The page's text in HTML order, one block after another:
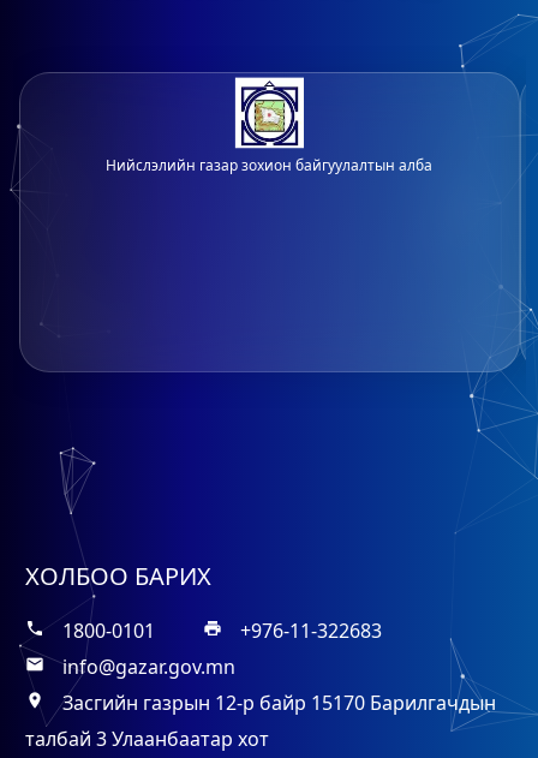
Нийслэлийн газар зохион байгуулалтын алба
ХОЛБОО БАРИХ
phone 1800-0101 print +976-11-322683
mail info@gazar.gov.mn
place
Засгийн газрын 12-р байр 15170 Барилгачдын
талбай 3 Улаанбаатар хот